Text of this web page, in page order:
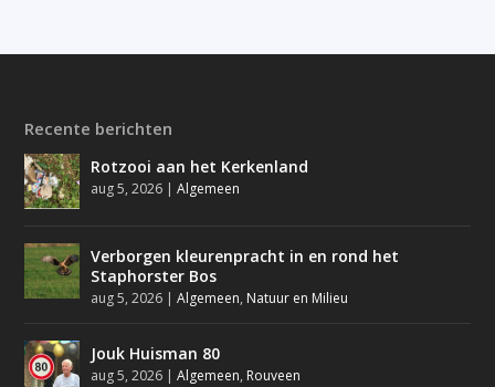
Recente berichten
Rotzooi aan het Kerkenland
aug 5, 2026 |Algemeen
Verborgen kleurenpracht in en rond het
Staphorster Bos
aug 5, 2026 |Algemeen, Natuur en Milieu
Jouk Huisman 80
aug 5, 2026 |Algemeen, Rouveen